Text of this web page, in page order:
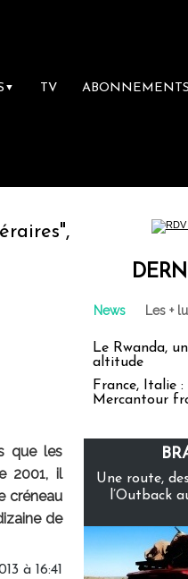
▼ TV ABONNEMENTS
première librairie
que les
2001, il
créneau
de
à 16:41
News Les +
Le Rwanda,
altitude
France, Italie
Mercantour
Une route,
l’Outback